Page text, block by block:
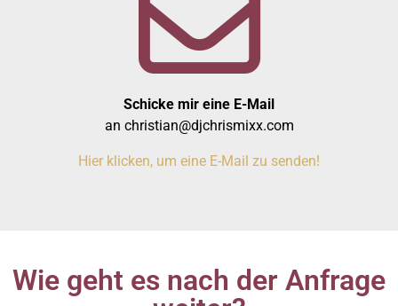
Schicke mir eine E-Mail
an christian@djchrismixx.com
Hier klicken, um eine E-Mail zu senden!
Wie geht es nach der Anfrage